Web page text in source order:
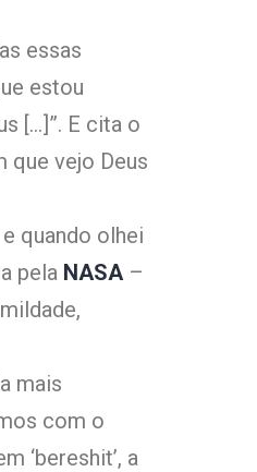
essas
estou
[…]”. E cita o
que vejo Deus
quando olhei
pela NASA–
mais
com o
‘bereshit’, a